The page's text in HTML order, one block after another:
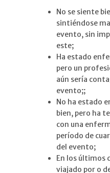
No se siente
sintiéndose
evento, sin
este;
Ha estado
pero un
aún sería
evento;;
No ha estado
bien, pero ha
con una
período de
del evento;
En los últimos
viajado por o